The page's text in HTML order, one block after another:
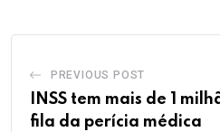
PREVIOUS POST
INSS tem mais de 1
fila da perícia médica